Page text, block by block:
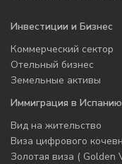
Инвестиции и Бизнес
Коммерческий сектор
Отельный бизнес
Земельные активы
Иммиграция в Испанию
Вид на жительство
Виза цифрового
Золотая виза ( Golden